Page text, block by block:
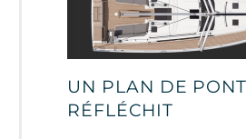
UN PLAN DE PONT
RÉFLÉCHIT